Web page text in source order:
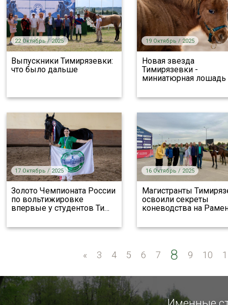
22 Октябрь / 2025
Выпускники Тимирязевки:
что было дальше
19 Октябрь / 2025
Новая звезда
Тимирязевки -
миниатюрная лошадь
17 Октябрь / 2025
Золото Чемпионата России
по вольтижировке
впервые у студентов Ти…
16 Октябрь / 2025
Магистранты
освоили секреты
коневодства на
« 3 4 5 6 7 8 9 10